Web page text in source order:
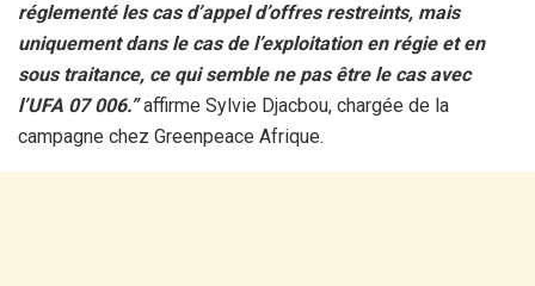
réglementé les cas d’appel d’offres restreints, mais
uniquement dans le cas de l’exploitation en régie et en
sous traitance, ce qui semble ne pas être le cas avec
l’UFA 07 006.”affirme Sylvie Djacbou, chargée de la
campagne chez Greenpeace Afrique.